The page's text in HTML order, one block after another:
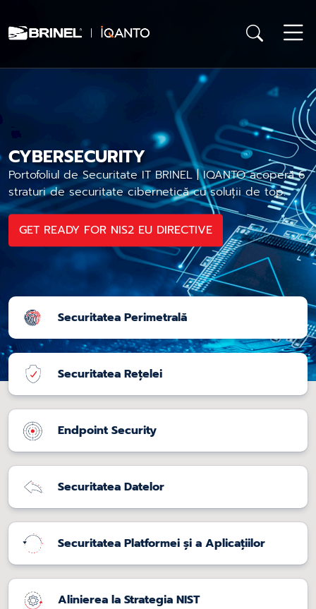
CYBERSECURITY
Portofoliul de Securitate IT BRINEL | IQANTO acoperă 6
straturi de securitate cibernetică cu soluții de top.
GET READY FOR NIS2 EU DIRECTIVE
Securitatea Perimetrală
Securitatea Rețelei
Endpoint Security
Securitatea Datelor
Securitatea Platformei și a Aplicațiilor
Alinierea la Strategia NIST